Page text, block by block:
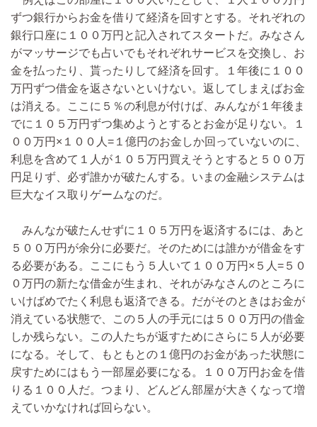
ずつ銀行からお金を借りて経済を回すとする。それぞれの
銀行口座に１００万円と記入されてスタートだ。みなさん
がマッサージでも占いでもそれぞれサービスを交換し、お
金を払ったり、貰ったりして経済を回す。１年後に１００
万円ずつ借金を返さないといけない。返してしまえばお金
は消える。ここに５％の利息が付けば、みんなが１年後ま
でに１０５万円ずつ集めようとするとお金が足りない。１
００万円×１００人=１億円のお金しか回っていないのに、
利息を含めて１人が１０５万円買えそうとすると５００万
円足りず、必ず誰かが破たんする。いまの金融システムは
巨大なイス取りゲームなのだ。
みんなが破たんせずに１０５万円を返済するには、あと
５００万円が余分に必要だ。そのためには誰かが借金をす
る必要がある。ここにもう５人いて１００万円×５人=５０
０万円の新たな借金が生まれ、それがみなさんのところに
いけばめでたく利息も返済できる。だがそのときはお金が
消えている状態で、この５人の手元には５００万円の借金
しか残らない。この人たちが返すためにさらに５人が必要
になる。そして、もともとの１億円のお金があった状態に
戻すためにはもう一部屋必要になる。１００万円お金を借
りる１００人だ。つまり、どんどん部屋が大きくなって増
えていかなければ回らない。